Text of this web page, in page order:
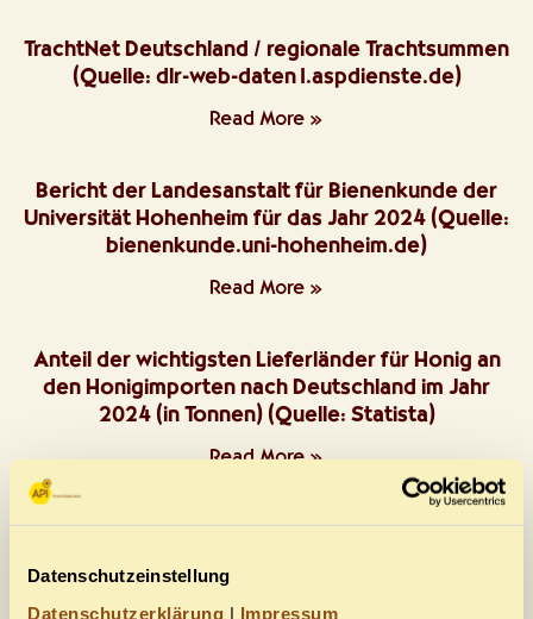
Datenschutzeinstellung
Datenschutzerklärung | Impressum
TrachtNet Deutschland / regionale Trachtsummen
(Quelle: dlr-web-daten1.aspdienste.de)
Read More »
Bericht der Landesanstalt für Bienenkunde der
Universität Hohenheim für das Jahr 2024 (Quelle:
bienenkunde.uni-hohenheim.de)
Read More »
Anteil der wichtigsten Lieferländer für Honig an
den Honigimporten nach Deutschland im Jahr
2024 (in Tonnen) (Quelle: Statista)
Read More »
Vespa velutina – Maßnahmenblatt zur VO (EU) Nr.